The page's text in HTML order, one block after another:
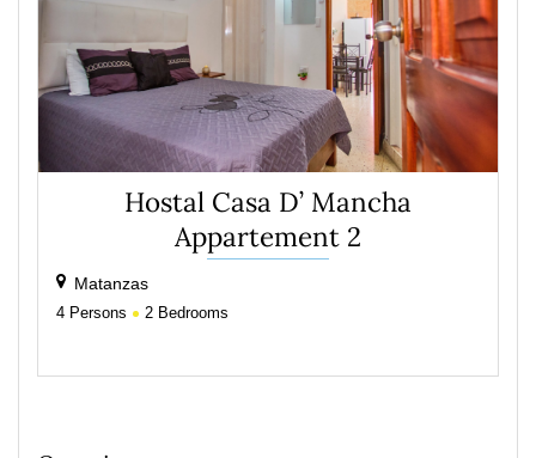
Hostal Casa D’ Mancha
Appartement 2
Matanzas
4 Persons 2 Bedrooms